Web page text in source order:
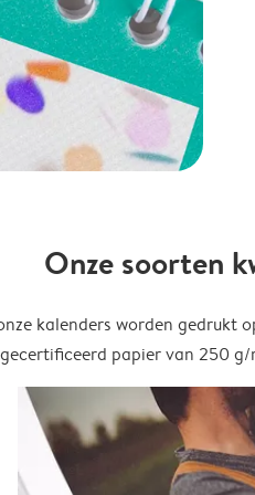
Onze soorten
kalenders worden gedrukt
gecertificeerd papier van 250